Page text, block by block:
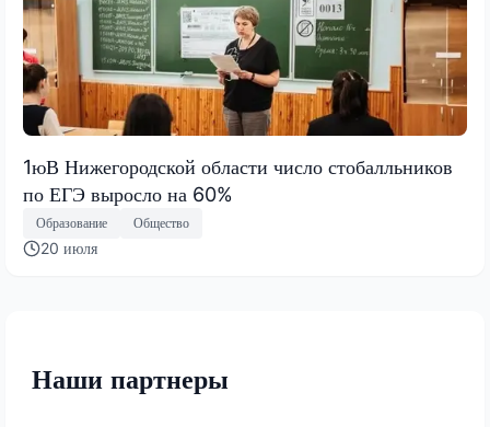
1юВ Нижегородской области число стобалльников
по ЕГЭ выросло на 60%
Образование Общество
20 июля
Наши партнеры